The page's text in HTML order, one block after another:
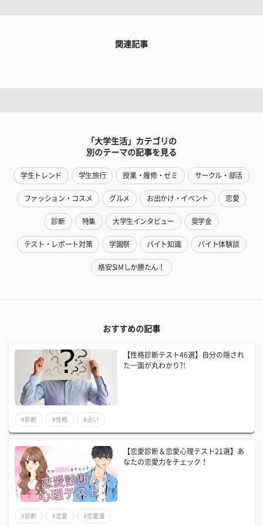
関連記事
「大学生活」カテゴリの
別のテーマの記事を見る
学生トレンド 学生旅行 授業・履修・ゼミ サークル・部活
ファッション・コスメ グルメ お出かけ・イベント 恋愛
診断 特集 大学生インタビュー 奨学金
テスト・レポート対策 学園祭 バイト知識 バイト体験談
格安SIMしか勝たん！
おすすめの記事
【性格診断テスト46選】自分の隠され
た一面が丸わかり?!
#診断 #性格 #占い
【恋愛診断＆恋愛心理テスト21選】あ
なたの恋愛力をチェック！
#診断 #恋愛 #恋愛運